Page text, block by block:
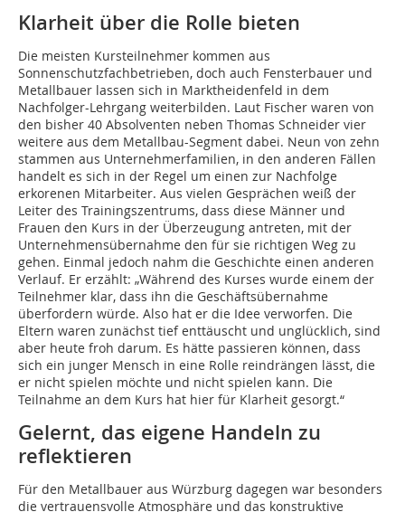
Klarheit über die Rolle bieten
Die meisten Kursteilnehmer kommen aus
Sonnenschutzfachbetrieben, doch auch Fensterbauer und
Metallbauer lassen sich in Marktheidenfeld in dem
Nachfolger-Lehrgang weiterbilden. Laut Fischer waren von
den bisher 40 Absolventen neben Thomas Schneider vier
weitere aus dem Metallbau-Segment dabei. Neun von zehn
stammen aus Unternehmerfamilien, in den anderen Fällen
handelt es sich in der Regel um einen zur Nachfolge
erkorenen Mitarbeiter. Aus vielen Gesprächen weiß der
Leiter des Trainingszentrums, dass diese Männer und
Frauen den Kurs in der Überzeugung antreten, mit der
Unternehmensübernahme den für sie richtigen Weg zu
gehen. Einmal jedoch nahm die Geschichte einen anderen
Verlauf. Er erzählt: „Während des Kurses wurde einem der
Teilnehmer klar, dass ihn die Geschäftsübernahme
überfordern würde. Also hat er die Idee verworfen. Die
Eltern waren zunächst tief enttäuscht und unglücklich, sind
aber heute froh darum. Es hätte passieren können, dass
sich ein junger Mensch in eine Rolle reindrängen lässt, die
er nicht spielen möchte und nicht spielen kann. Die
Teilnahme an dem Kurs hat hier für Klarheit gesorgt.“
Gelernt, das eigene Handeln zu
reflektieren
Für den Metallbauer aus Würzburg dagegen war besonders
die vertrauensvolle Atmosphäre und das konstruktive